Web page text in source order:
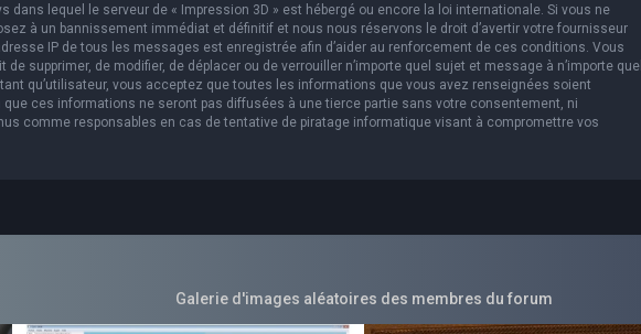
dans lequel le serveur de « Impression 3D » est hébergé ou encore la loi internationale. Si vous ne
à un bannissement immédiat et définitif et nous nous réservons le droit d’avertir votre fournisseur
IP de tous les messages est enregistrée afin d’aider au renforcement de ces conditions. Vous
supprimer, de modifier, de déplacer ou de verrouiller n’importe quel sujet et message à n’importe quel
qu’utilisateur, vous acceptez que toutes les informations que vous avez renseignées soient
ces informations ne seront pas diffusées à une tierce partie sans votre consentement, ni
comme responsables en cas de tentative de piratage informatique visant à compromettre vos
Galerie d'images aléatoires des membres du forum